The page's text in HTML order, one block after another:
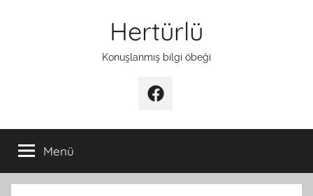
Hertürlü
Konuşlanmış bilgi öbeği
Facebook
Menü